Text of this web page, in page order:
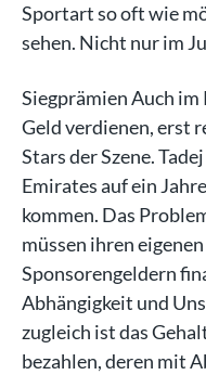
Sportart so oft wie
sehen. Nicht nur im
Siegprämien Auch
Geld verdienen, erst
Stars der Szene.
Emirates auf ein
kommen. Das
müssen ihren
Sponsorengeldern
Abhängigkeit und
zugleich ist das
bezahlen, deren mit